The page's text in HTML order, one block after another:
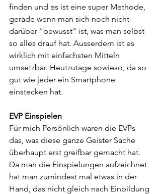
finden und es ist eine super Methode,
gerade wenn man sich noch nicht
darüber "bewusst" ist, was man selbst
so alles drauf hat. Ausserdem ist es
wirklich mit einfachsten Mitteln
umsetzbar. Heutzutage sowieso, da so
gut wie jeder ein Smartphone
einstecken hat.
EVP Einspielen
Für mich Persönlich waren die EVPs
das, was diese ganze Geister Sache
überhaupt erst greifbar gemacht hat.
Da man die Einspielungen aufzeichnet
hat man zumindest mal etwas in der
Hand, das nicht gleich nach Einbildung